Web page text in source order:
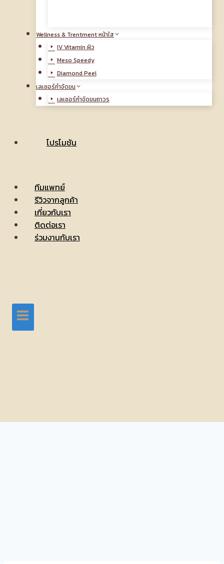
Wellness & Trentment หน้าใส
IV Vitamin ผิว
Meso Speedy
Diamond Peel
เลเซอร์กำจัดขน
เลเซอร์กำจัดขนถาวร
โปรโมชัน
ทีมแพทย์
รีวิวจากลูกค้า
เกี่ยวกับเรา
ติดต่อเรา
ร่วมงานกับเรา